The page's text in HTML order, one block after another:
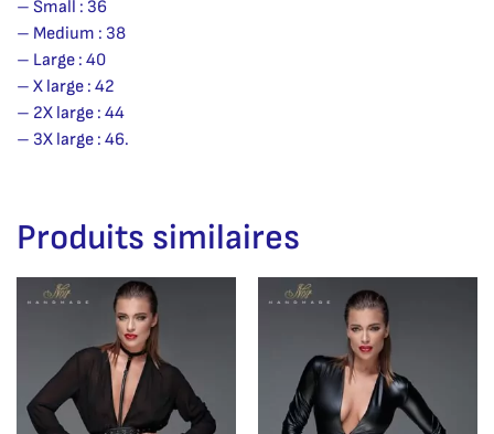
– Small : 36
– Medium : 38
– Large : 40
– X large : 42
– 2X large : 44
– 3X large : 46.
Produits similaires